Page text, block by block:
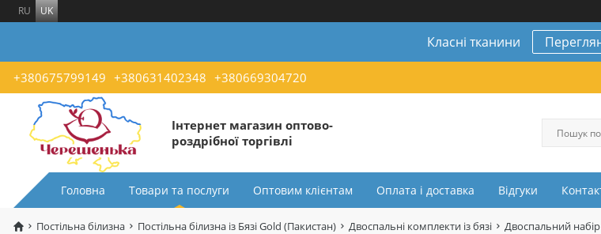
RU UK
Класні тканини
+380675799149 +380631402348 +380669304720
Інтернет магазин оптово-
роздрібної торгівлі
Головна Товари та послуги Оптовим клієнтам Оплата і доставка Відгуки
Постільна білизна Постільна білизна із Бязі Gold (Пакистан) Двоспальні комплекти із бязі Двоспальний